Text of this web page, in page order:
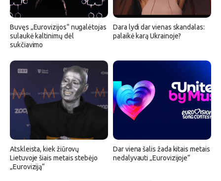
Buvęs „Eurovizijos“ nugalėtojas
sulaukė kaltinimų dėl
sukčiavimo
Dara lydi dar vienas skandalas:
palaikė karą Ukrainoje?
Atskleista, kiek žiūrovų
Lietuvoje šiais metais stebėjo
„Euroviziją“
Dar viena šalis žada kitais metais
nedalyvauti „Eurovizijoje“